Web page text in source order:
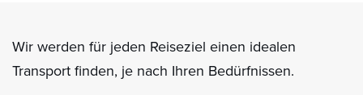
Wir werden für jeden Reiseziel einen idealen
Transport finden, je nach Ihren Bedürfnissen.